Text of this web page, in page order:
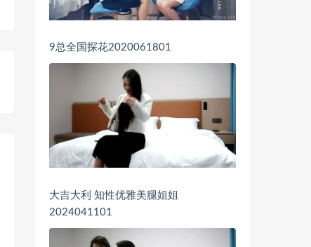
9总全国探花2020061801
大吉大利 知性优雅美腿姐姐
2024041101